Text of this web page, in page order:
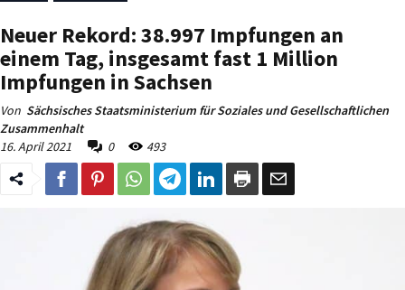
Neuer Rekord: 38.997 Impfungen an
einem Tag, insgesamt fast 1 Million
Impfungen in Sachsen
Von Sächsisches Staatsministerium für Soziales und Gesellschaftlichen
Zusammenhalt
16. April 2021
0 493